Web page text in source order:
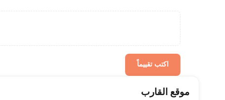
اكتب تقييماً
موقع القارب